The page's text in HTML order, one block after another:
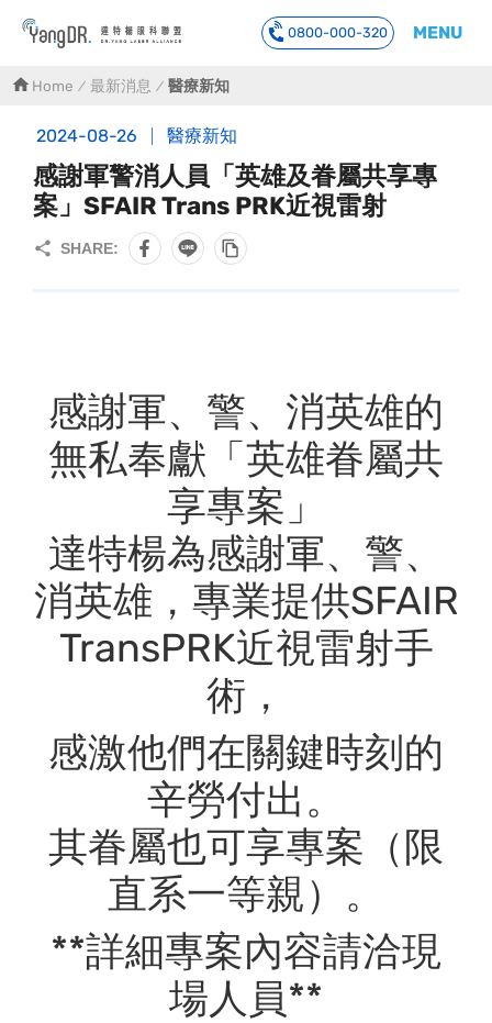
到主要內容
0800-000-320 MENU
Home 最新消息 醫療新知
2024-08-26 醫療新知
感謝軍警消人員「英雄及眷屬共享專
案」SFAIR Trans PRK近視雷射
感謝軍、警、消英雄的
無私奉獻「英雄眷屬共
享專案」
達特楊為感謝軍、警、
消英雄，專業提供SFAIR
TransPRK近視雷射手
術，
感激他們在關鍵時刻的
辛勞付出。
其眷屬也可享專案（限
直系一等親）。
**詳細專案內容請洽現
場人員**